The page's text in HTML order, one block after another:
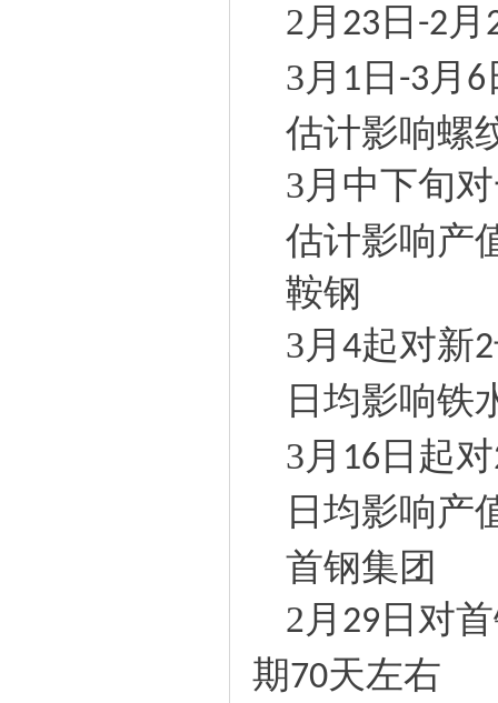
2月 23 日 -2 月
3月 1 日 -3 月 6
估计影响螺
3月中下旬
估计影响产
鞍钢
3月 4起对新2
日均影响铁
3月 16 日起对
日均影响产
首钢集团
2月 29 日对
期70天左右